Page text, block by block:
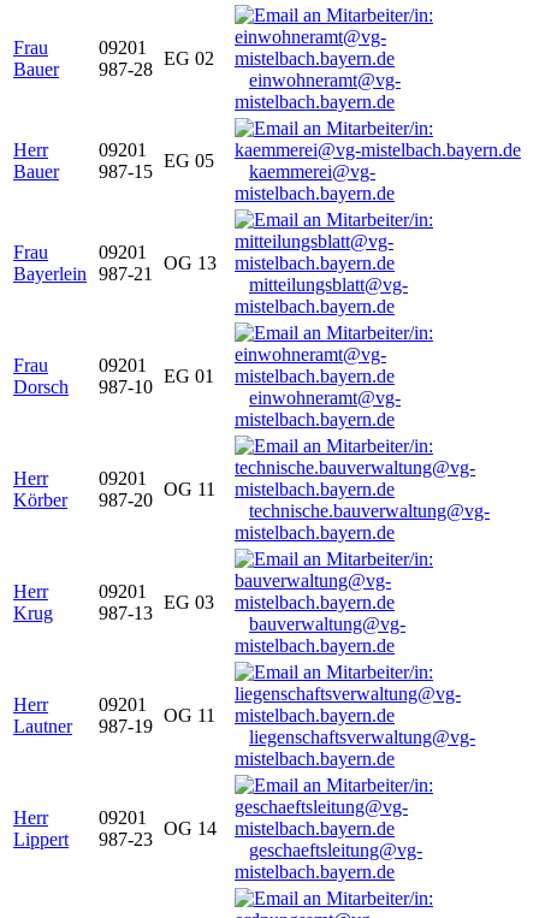
Frau
Bauer
09201
987-28
EG 02
einwohneramt@vg-
mistelbach.bayern.de
Herr
Bauer
09201
987-15
EG 05
kaemmerei@vg-
mistelbach.bayern.de
Frau
Bayerlein
09201
987-21
OG 13
mitteilungsblatt@vg-
mistelbach.bayern.de
Frau
Dorsch
09201
987-10
EG 01
einwohneramt@vg-
mistelbach.bayern.de
Herr
Körber
09201
987-20
OG 11
technische.bauverwaltung@vg-
mistelbach.bayern.de
Herr
Krug
09201
987-13
EG 03
bauverwaltung@vg-
mistelbach.bayern.de
Herr
Lautner
09201
987-19
OG 11
liegenschaftsverwaltung@vg-
mistelbach.bayern.de
Herr
Lippert
09201
987-23
OG 14
geschaeftsleitung@vg-
mistelbach.bayern.de